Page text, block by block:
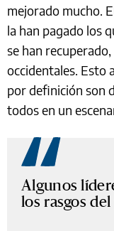
mejorado mucho.
la han pagado los
se han
occidentales. Esto
por definición son
todos en un
Algunos
los rasgos